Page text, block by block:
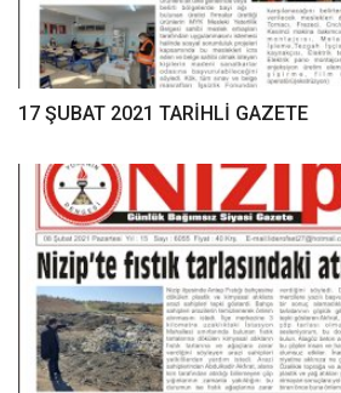
17 ŞUBAT 2021 TARİHLİ GAZETE